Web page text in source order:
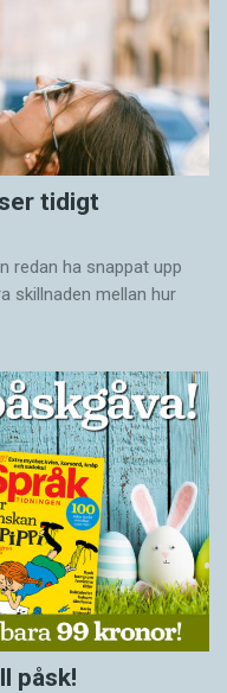
tidigt
redan ha snappat upp
skillnaden mellan hur
påsk!